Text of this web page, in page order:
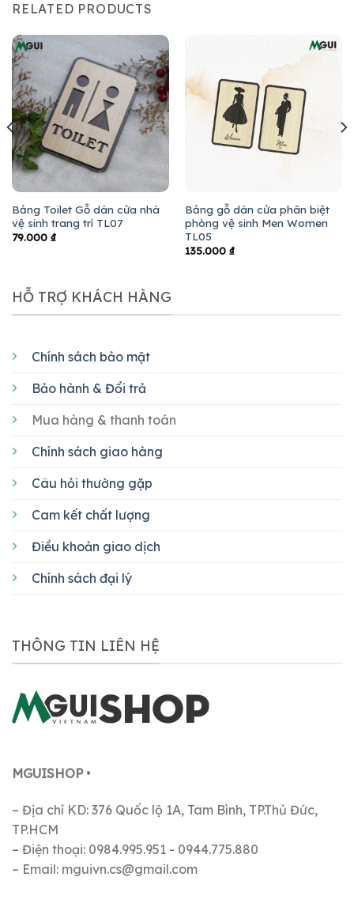
RELATED PRODUCTS
Bảng Toilet Gỗ dán cửa nhà
vệ sinh trang trí TL07
79.000 ₫
Bảng gỗ dán cửa phân biệt
phòng vệ sinh Men Women
TL05
135.000 ₫
HỖ TRỢ KHÁCH HÀNG
Chính sách bảo mật
Bảo hành & Đổi trả
Mua hàng & thanh toán
Chính sách giao hàng
Câu hỏi thường gặp
Cam kết chất lượng
Điều khoản giao dịch
Chính sách đại lý
THÔNG TIN LIÊN HỆ
MGUISHOP•
– Địa chỉ KD: 376 Quốc lộ 1A, Tam Bình, TP.Thủ Đức,
TP.HCM
– Điện thoại: 0984.995.951 - 0944.775.880
– Email: mguivn.cs@gmail.com